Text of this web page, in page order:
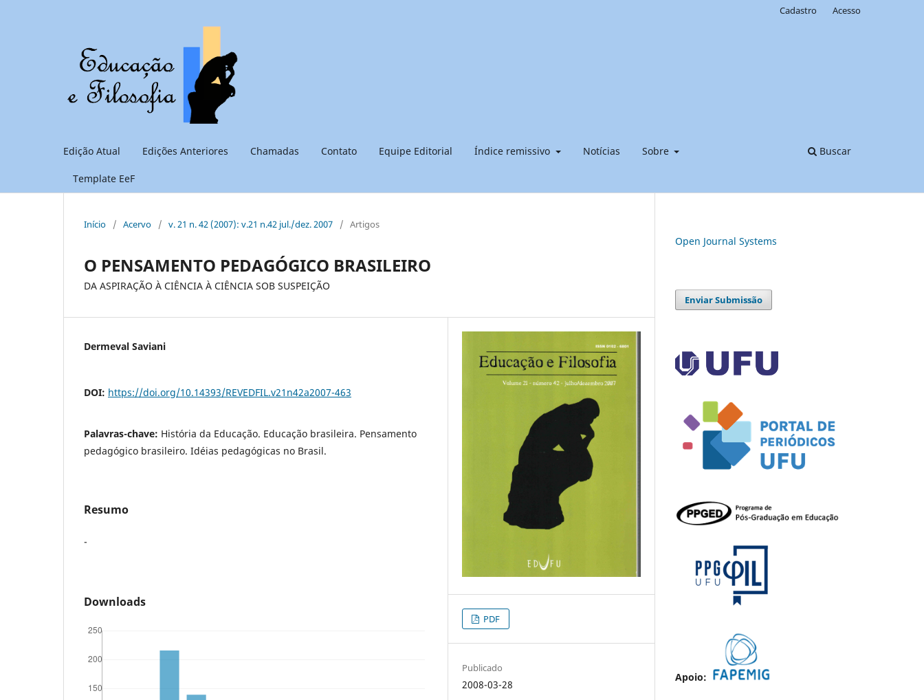
Edição Atual Edições Anteriores Chamadas Contato Equipe Editorial Índice remissivo Notícias Sobre
Template EeF
Buscar
Cadastro Acesso
Início / Acervo / v. 21 n. 42 (2007): v.21 n.42 jul./dez. 2007 / Artigos
O PENSAMENTO PEDAGÓGICO BRASILEIRO
DA ASPIRAÇÃO À CIÊNCIA À CIÊNCIA SOB SUSPEIÇÃO
Dermeval Saviani
DOI: https://doi.org/10.14393/REVEDFIL.v21n42a2007-463
Palavras-chave: História da Educação. Educação brasileira. Pensamento
pedagógico brasileiro. Idéias pedagógicas no Brasil.
Resumo
-
Downloads
PDF
Publicado
2008-03-28
Open Journal Systems
Enviar Submissão
Apoio: